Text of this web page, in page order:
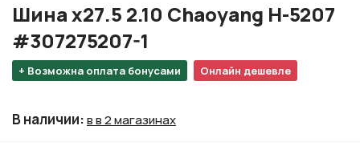
+ Возможна оплата бонусами Онлайн дешевле
Шина х27.5 2.10 Chaoyang H-5207
#307275207-1
В наличии:в в 2 магазинах